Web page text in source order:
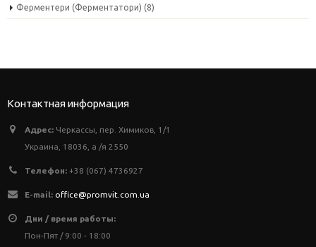
Ферментери (Ферментатори) (8)
Контактная информация
Адрес: Черкассы, пер. Химиков, 1/1
Украина, 18036, а /я 2550
Телефон: +38 (067) 4736927
E-mail: office@promvit.com.ua
Дни / время работы:
Пон-Пят / 9:00 - 18:00